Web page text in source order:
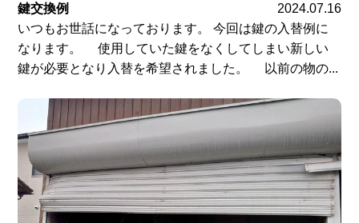
鍵交換例
2024.07.16
いつもお世話になっております。 今回は鍵の入替例に
なります。 使用していた鍵をなくしてしまい新しい
鍵が必要となり入替を希望されました。 以前の物の...